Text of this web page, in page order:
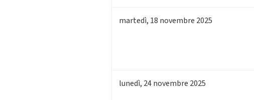
martedì, 18 novembre 2025
lunedì, 24novembre 2025